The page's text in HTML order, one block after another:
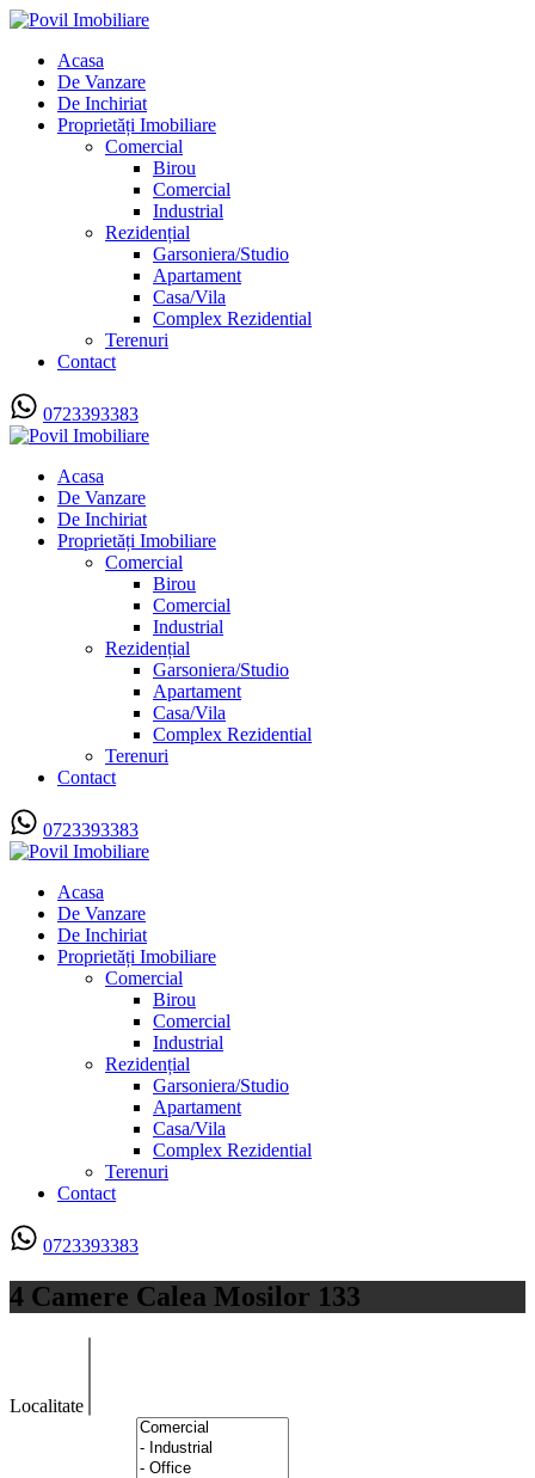
Acasa
De Vanzare
De Inchiriat
Proprietăți Imobiliare
Comercial
Birou
Comercial
Industrial
Rezidențial
Garsoniera/Studio
Apartament
Casa/Vila
Complex Rezidential
Terenuri
Contact
0723393383
Acasa
De Vanzare
De Inchiriat
Proprietăți Imobiliare
Comercial
Birou
Comercial
Industrial
Rezidențial
Garsoniera/Studio
Apartament
Casa/Vila
Complex Rezidential
Terenuri
Contact
0723393383
Acasa
De Vanzare
De Inchiriat
Proprietăți Imobiliare
Comercial
Birou
Comercial
Industrial
Rezidențial
Garsoniera/Studio
Apartament
Casa/Vila
Complex Rezidential
Terenuri
Contact
0723393383
4 Camere Calea Mosilor 133
Localitate